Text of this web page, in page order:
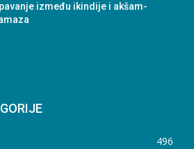
između ikindije i akšam-
496